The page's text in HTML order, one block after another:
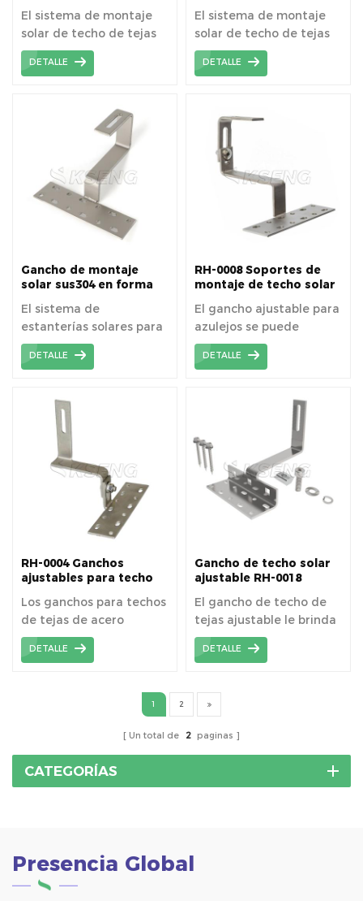
de alta calidad.
El sistema de montaje
solar de techo de tejas
está diseñado para la
instalación de módulos
DETALLE
El sistema de montaje
solar de techo de tejas
está diseñado para la
instalación de módulos
romanas / de arcilla /
DETALLE
Gancho de montaje
solar sus304 en forma
de pizarra
El sistema de
estanterías solares para
techos está diseñado
específicamente para
de tejas residenciales y
comerciales.
DETALLE
RH-0008 Soportes de
montaje de techo solar
El gancho ajustable para
azulejos se puede
ajustar horizontal y
verticalmente, lo que
que el gancho normal
DETALLE
RH-0004 Ganchos
ajustables para techo
Los ganchos para techos
de tejas de acero
inoxidable están
especialmente
solar de techos de tejas,
techo para instalar
rieles.
DETALLE
Gancho de techo solar
ajustable RH-0018
El gancho de techo de
tejas ajustable le brinda
diferentes niveles de
altura para la instalación
DETALLE
1 2
Un total de 2 paginas
CATEGORÍAS
Presencia Global